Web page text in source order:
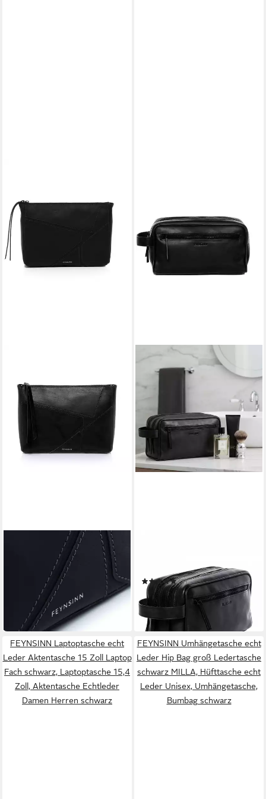
Umhängetasche echt Leder
Umhängetasche groß
schwarz JEMMA PUZZLE
UVP119,90 €
in 2-3 Werktagen bei dir
Kulturtasche groß schwarz
FRIIS
(1)
69,90 € UVP 99,90 €
-30%
in 2-3 Werktagen bei dir
FEYNSINN Laptoptasche echt
Leder Aktentasche 15 Zoll Laptop
Fach schwarz, Laptoptasche 15,4
Zoll, Aktentasche Echtleder
Damen Herren schwarz
FEYNSINN Umhängetasche echt
Leder Hip Bag groß Ledertasche
schwarz MILLA, Hüfttasche echt
Leder Unisex, Umhängetasche,
Bumbag schwarz